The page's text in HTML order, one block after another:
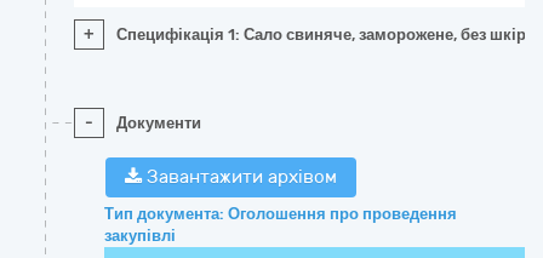
+ Специфікація 1: Сало свиняче, заморожене, без
- Документи
Завантажити архівом
Тип документа: Оголошення про проведення
закупівлі